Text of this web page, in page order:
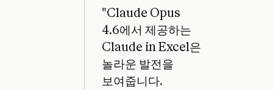
"Claude Opus
4.6에서 제공하는
Claude in Excel은
놀라운 발전을
보여줍니다.